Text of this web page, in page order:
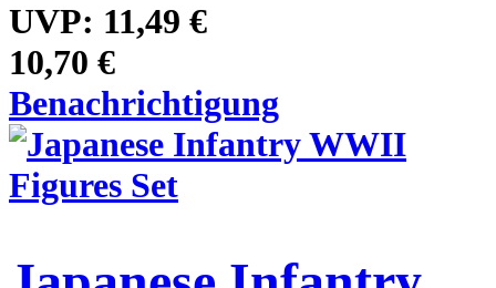
UVP: 11,49 €
10,70 €
Benachrichtigung